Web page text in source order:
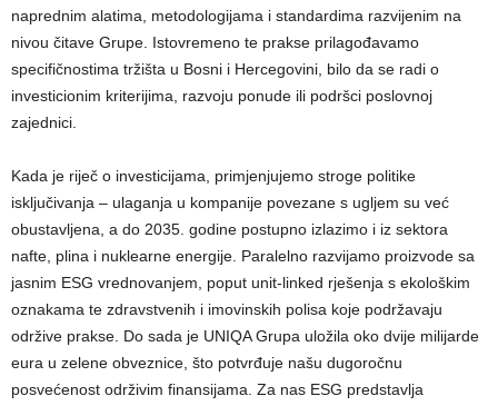
naprednim alatima, metodologijama i standardima razvijenim na
nivou čitave Grupe. Istovremeno te prakse prilagođavamo
specifičnostima tržišta u Bosni i Hercegovini, bilo da se radi o
investicionim kriterijima, razvoju ponude ili podršci poslovnoj
zajednici.
Kada je riječ o investicijama, primjenjujemo stroge politike
isključivanja – ulaganja u kompanije povezane s ugljem su već
obustavljena, a do 2035. godine postupno izlazimo i iz sektora
nafte, plina i nuklearne energije. Paralelno razvijamo proizvode sa
jasnim ESG vrednovanjem, poput unit-linked rješenja s ekološkim
oznakama te zdravstvenih i imovinskih polisa koje podržavaju
održive prakse. Do sada je UNIQA Grupa uložila oko dvije milijarde
eura u zelene obveznice, što potvrđuje našu dugoročnu
posvećenost održivim finansijama. Za nas ESG predstavlja